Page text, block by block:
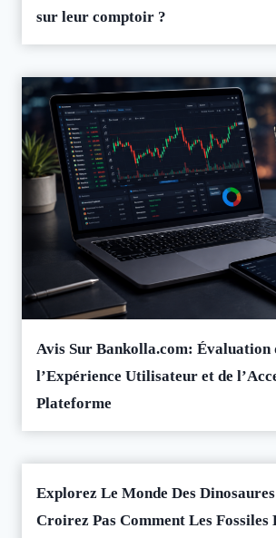
sur leur comptoir ?
Avis Sur Bankolla.com: Évaluation
l’Expérience Utilisateur et de
Plateforme
Explorez Le Monde Des
Croirez Pas Comment Les Fossiles